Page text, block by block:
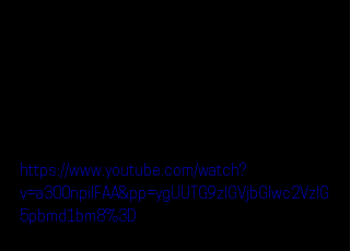
https://www.youtube.com/watch?
v=a300npiIFAA&pp=ygUUTG9zIGVjbGlwc2VzIG
5pbmd1bm8%3D